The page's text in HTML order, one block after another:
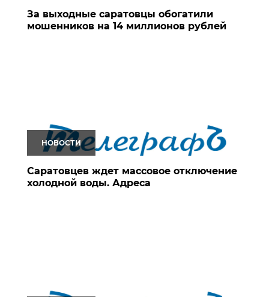
За выходные саратовцы обогатили
мошенников на 14 миллионов рублей
НОВОСТИ
Саратовцев ждет массовое отключение
холодной воды. Адреса